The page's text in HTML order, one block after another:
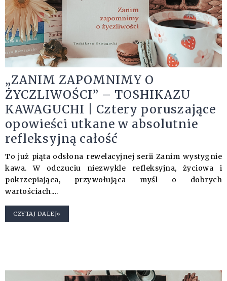
„ZANIM ZAPOMNIMY O
ŻYCZLIWOŚCI” – TOSHIKAZU
KAWAGUCHI | Cztery poruszające
opowieści utkane w absolutnie
refleksyjną całość
To już piąta odsłona rewelacyjnej serii Zanim wystygnie
kawa. W odczuciu niezwykle refleksyjna, życiowa i
pokrzepiająca, przywołująca myśl o dobrych
wartościach....
CZYTAJ DALEJ»